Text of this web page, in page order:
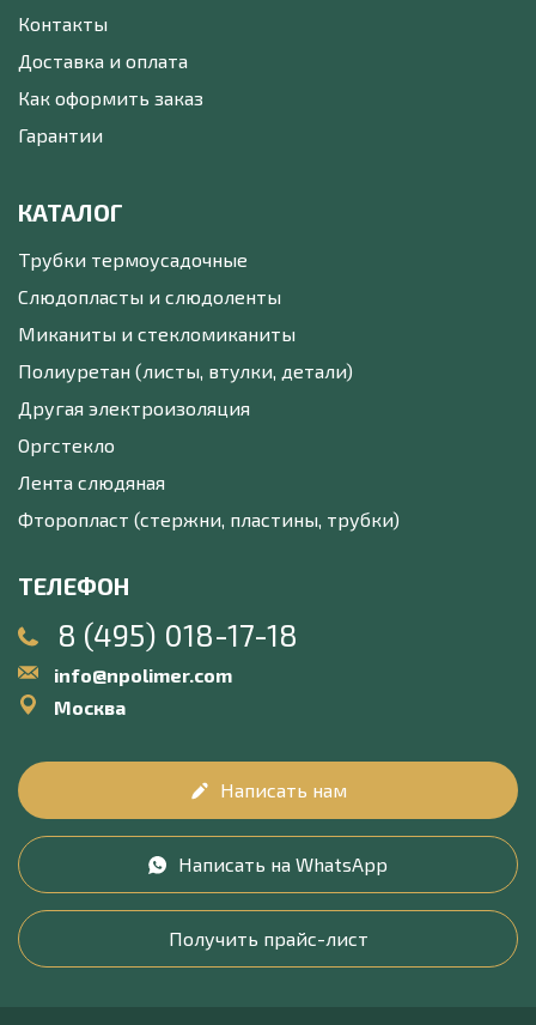
Контакты
Доставка и оплата
Как оформить заказ
Гарантии
КАТАЛОГ
Трубки термоусадочные
Слюдопласты и слюдоленты
Миканиты и стекломиканиты
Полиуретан (листы, втулки, детали)
Другая электроизоляция
Оргстекло
Лента слюдяная
Фторопласт (стержни, пластины, трубки)
ТЕЛЕФОН
8 (495) 018-17-18
info@npolimer.com
Москва
Написать нам
Написать на WhatsApp
Получить прайс-лист